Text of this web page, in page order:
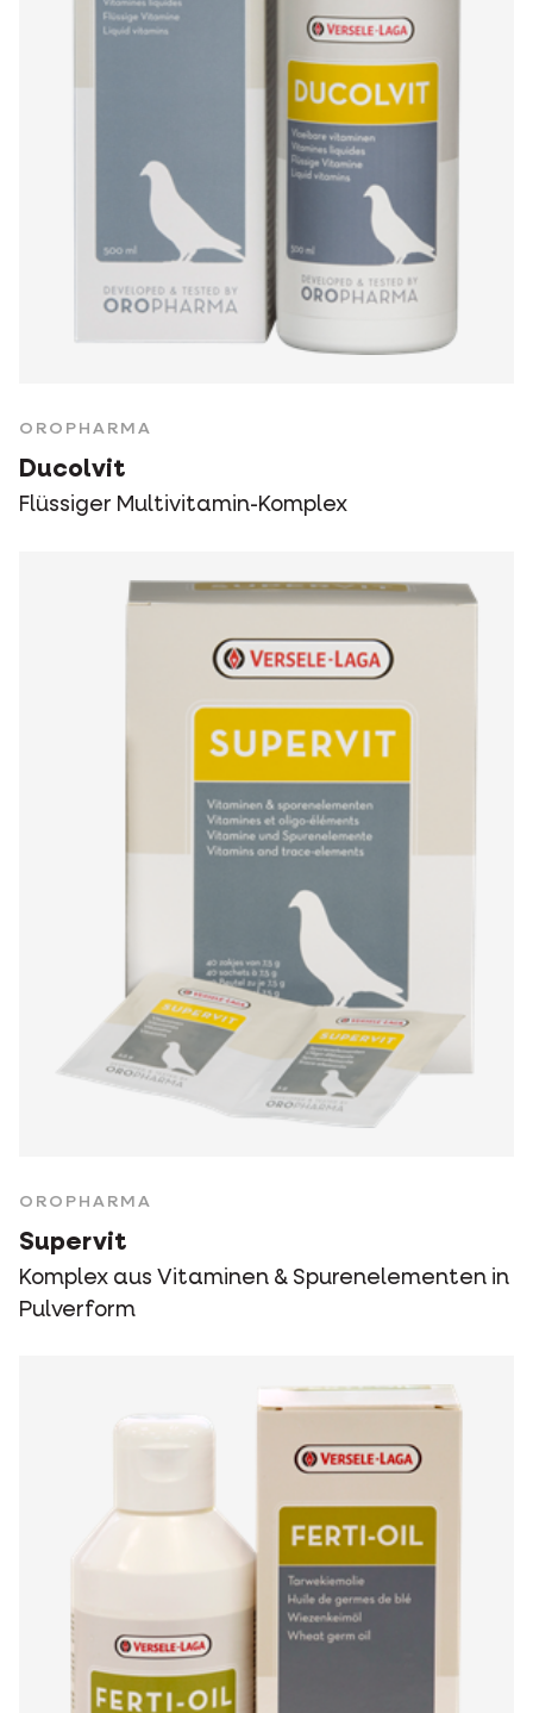
OROPHARMA
Ducolvit
Flüssiger Multivitamin-Komplex
OROPHARMA
Supervit
Komplex aus Vitaminen & Spurenelementen in
Pulverform